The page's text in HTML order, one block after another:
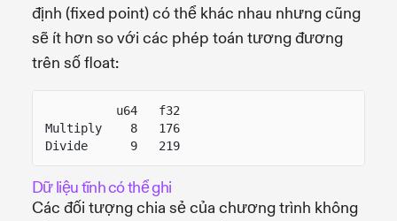
định (fixed point) có thể khác nhau nhưng cũng
sẽ ít hơn so với các phép toán tương đương
trên số float:
u64   f32
Multiply    8   176
Divide      9   219
Dữ liệu tĩnh có thể ghi
Các đối tượng chia sẻ của chương trình không